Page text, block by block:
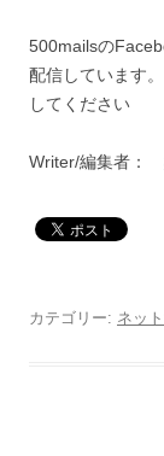
500mailsの
配信しています
してください
Writer/編集者：
カテゴリー: ネッ